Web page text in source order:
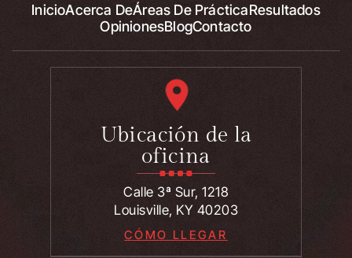
InicioAcerca DeÁreas De PrácticaResultados
OpinionesBlogContacto
Ubicación de la
oficina
Calle 3ª Sur, 1218
Louisville, KY 40203
CÓMO LLEGAR